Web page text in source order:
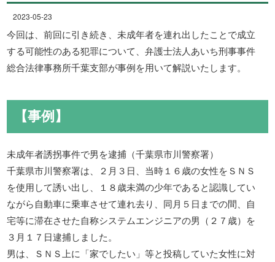
2023-05-23
今回は、前回に引き続き、未成年者を連れ出したことで成立
する可能性のある犯罪について、弁護士法人あいち刑事事件
総合法律事務所千葉支部が事例を用いて解説いたします。
【事例】
未成年者誘拐事件で男を逮捕（千葉県市川警察署）
千葉県市川警察署は、２月３日、当時１６歳の女性をＳＮＳ
を使用して誘い出し、１８歳未満の少年であると認識してい
ながら自動車に乗車させて連れ去り、同月５日までの間、自
宅等に滞在させた自称システムエンジニアの男（２７歳）を
３月１７日逮捕しました。
男は、ＳＮＳ上に「家でしたい」等と投稿していた女性に対